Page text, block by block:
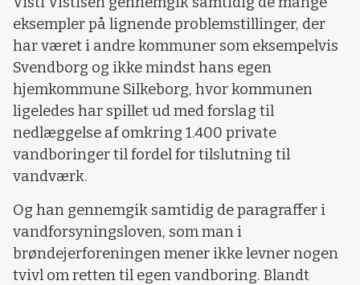
eksempler på lignende problemstillinger, der
har været i andre kommuner som eksempelvis
Svendborg og ikke mindst hans egen
hjemkommune Silkeborg, hvor kommunen
ligeledes har spillet ud med forslag til
nedlæggelse af omkring 1.400 private
vandboringer til fordel for tilslutning til
vandværk.
Og han gennemgik samtidig de paragraffer i
vandforsyningsloven, som man i
brøndejerforeningen mener ikke levner nogen
tvivl om retten til egen vandboring. Blandt